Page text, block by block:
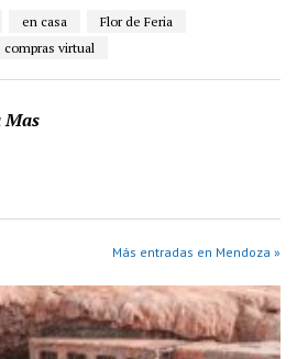
en casa
Flor de Feria
compras virtual
Mas
Más entradas en Mendoza »